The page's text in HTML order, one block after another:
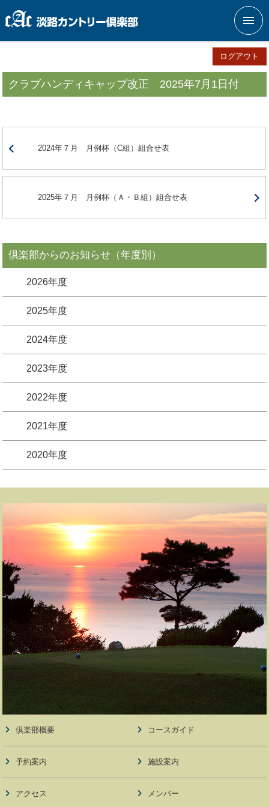
メニ
ログアウト
クラブハンディキャップ改正 2025年7月1日付
2024年７月 月例杯（C組）組合せ表
2025年７月 月例杯（Ａ・Ｂ組）組合せ表
倶楽部からのお知らせ（年度別）
2026年度
2025年度
2024年度
2023年度
2022年度
2021年度
2020年度
倶楽部概要 コースガイド
予約案内 施設案内
アクセス メンバー